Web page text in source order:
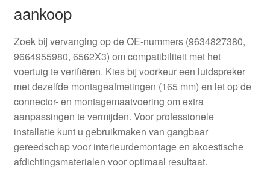
aankoop
Zoek bij vervanging op de OE-nummers (9634827380,
9664955980, 6562X3) om compatibiliteit met het
voertuig te verifiëren. Kies bij voorkeur een luidspreker
met dezelfde montageafmetingen (165 mm) en let op de
connector- en montagemaatvoering om extra
aanpassingen te vermijden. Voor professionele
installatie kunt u gebruikmaken van gangbaar
gereedschap voor interieurdemontage en akoestische
afdichtingsmaterialen voor optimaal resultaat.